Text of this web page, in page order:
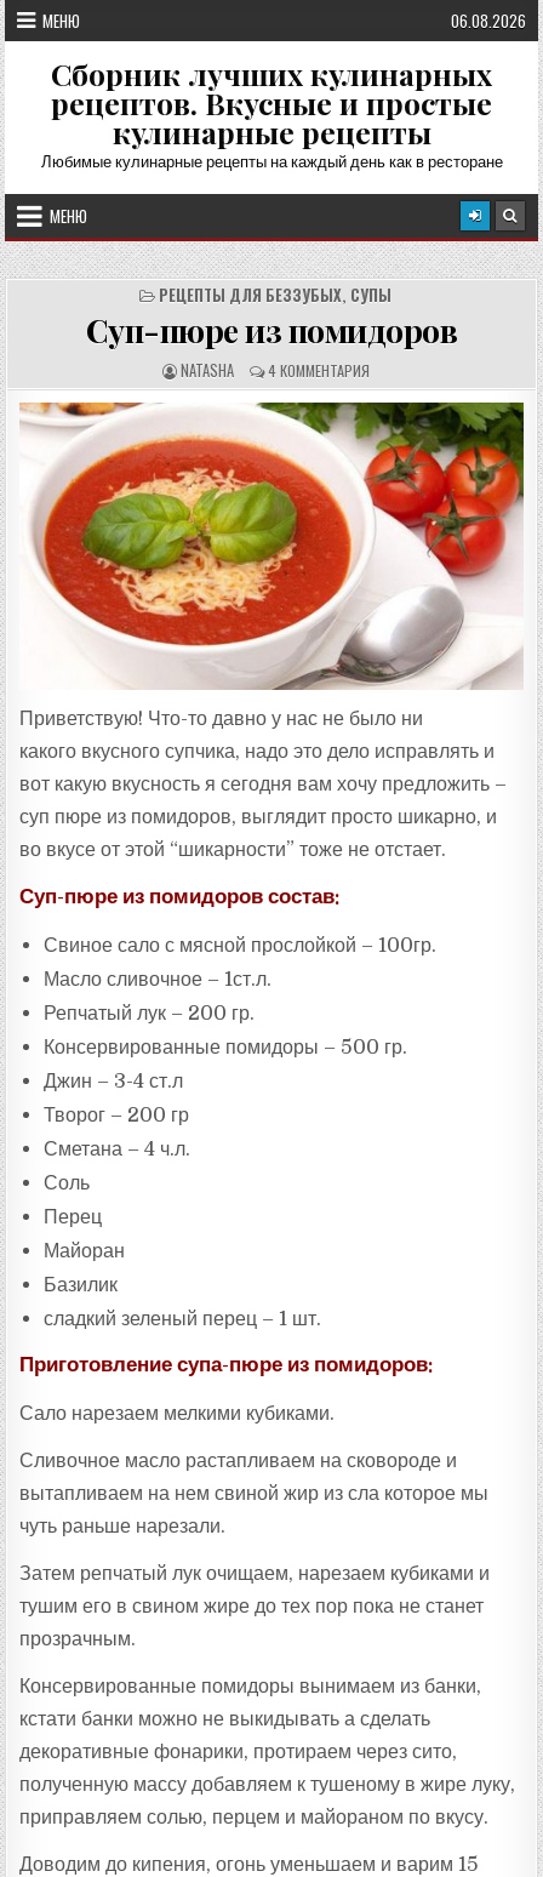
Перейти
к
содержимому
МЕНЮ 06.08.2026
Сборник лучших кулинарных
рецептов. Вкусные и простые
кулинарные рецепты
Любимые кулинарные рецепты на каждый день как в ресторане
МЕНЮ
РЕЦЕПТЫ ДЛЯ БЕЗЗУБЫХ, СУПЫ
Суп-пюре из помидоров
А
В
Т
О
Р
Р
Е
Ц
Е
П
Т
А
:
NATASHA О
Т
З
Ы
Ы
:
4 КОММЕНТАРИЯ
Приветствую! Что-то давно у нас не было ни
какого вкусного супчика, надо это дело исправлять и
вот какую вкусность я сегодня вам хочу предложить –
суп пюре из помидоров, выглядит просто шикарно, и
во вкусе от этой “шикарности” тоже не отстает.
Суп-пюре из помидоров состав:
Свиное сало с мясной прослойкой – 100гр.
Масло сливочное – 1ст.л.
Репчатый лук – 200 гр.
Консервированные помидоры – 500 гр.
Джин – 3-4 ст.л
Творог – 200 гр
Сметана – 4 ч.л.
Соль
Перец
Майоран
Базилик
сладкий зеленый перец – 1 шт.
Приготовление супа-пюре из помидоров:
Сало нарезаем мелкими кубиками.
Сливочное масло растапливаем на сковороде и
вытапливаем на нем свиной жир из сла которое мы
чуть раньше нарезали.
Затем репчатый лук очищаем, нарезаем кубиками и
тушим его в свином жире до тех пор пока не станет
прозрачным.
Консервированные помидоры вынимаем из банки,
кстати банки можно не выкидывать а сделать
декоративные фонарики, протираем через сито,
полученную массу добавляем к тушеному в жире луку,
приправляем солью, перцем и майораном по вкусу.
Доводим до кипения, огонь уменьшаем и варим 15